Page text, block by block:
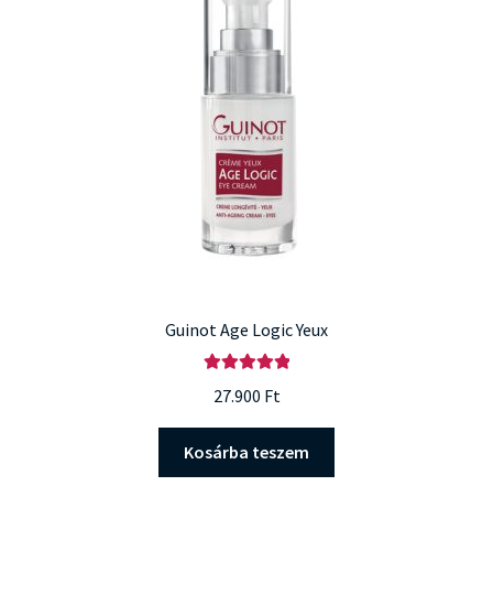
Guinot Age Logic Yeux
27.900 Ft
Kosárba teszem